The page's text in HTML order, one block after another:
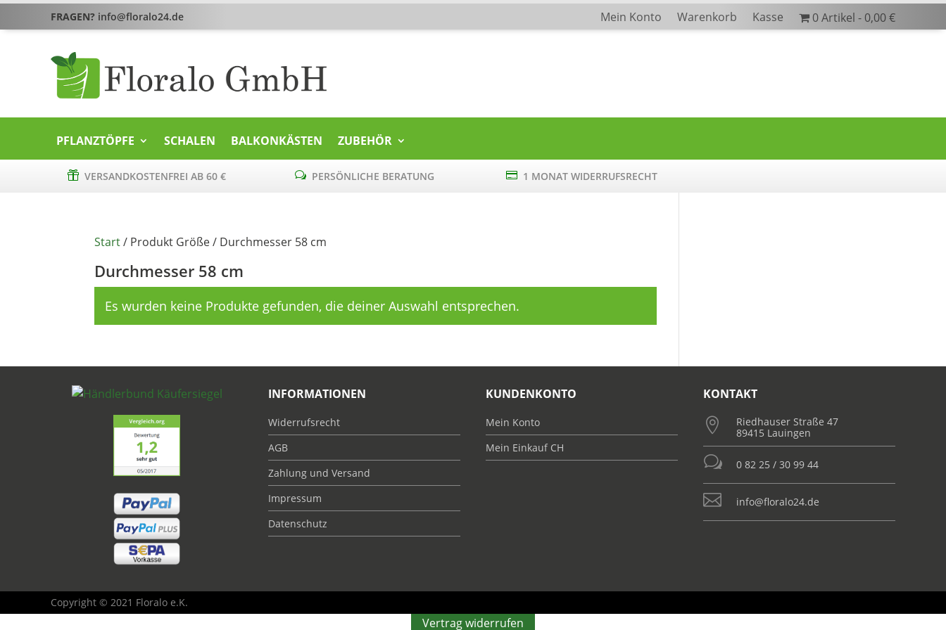
FRAGEN? info@floralo24.de Mein Konto Warenkorb Kasse 0 Artikel 0,00 €
PFLANZTÖPFE SCHALEN BALKONKÄSTEN ZUBEHÖR
 VERSANDKOSTENFREI AB 60 € w PERSÖNLICHE BERATUNG  1 MONAT WIDERRUFSRECHT
Start/ Produkt Größe / Durchmesser 58 cm
Durchmesser 58 cm
Es wurden keine Produkte gefunden, die deiner Auswahl entsprechen.
INFORMATIONEN
Widerrufsrecht
AGB
Zahlung und Versand
Impressum
Datenschutz
KUNDENKONTO
Mein Konto
Mein Einkauf CH
KONTAKT

Riedhauser Straße 47
89415 Lauingen
w 0 82 25 / 30 99 44
 info@floralo24.de
Copyright © 2021 Floralo e.K.
Vertrag widerrufen